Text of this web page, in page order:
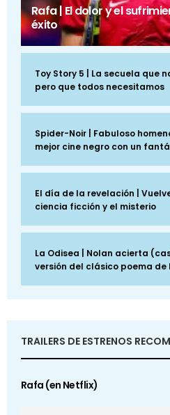
Rafa | El dolor y el
éxito
Toy Story 5 | La secuela que
pero que todos necesitamos
Spider-Noir | Fabuloso
mejor cine negro con un
El día de la revelación |
ciencia ficción y el misterio
La Odisea | Nolan acierta
versión del clásico poema de
TRAILERS DE ESTRENOS
Rafa (en Netflix)